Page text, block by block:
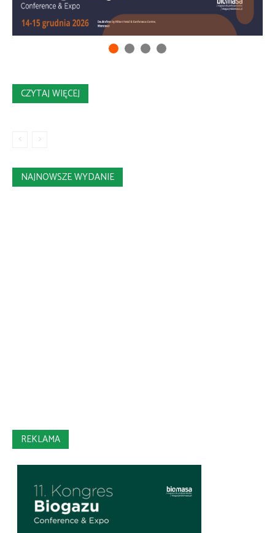
CZYTAJ WIĘCEJ
NAJNOWSZE WYDANIE
REKLAMA